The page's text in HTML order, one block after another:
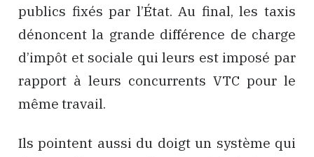
publics fixés par l’État. Au final, les taxis
dénoncent la grande différence de charge
d’impôt et sociale qui leurs est imposé par
rapport à leurs concurrents VTC pour le
même travail.
Ils pointent aussi du doigt un système qui